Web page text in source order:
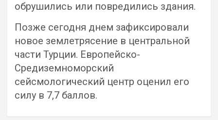
обрушились или повредились здания.
Позже сегодня днем зафиксировали
новое землетрясение в центральной
части Турции. Европейско-
Средиземноморский
сейсмологический центр оценил его
силу в 7,7 баллов.